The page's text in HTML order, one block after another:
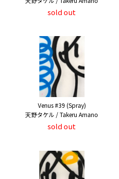
sold out
Venus #39 (Spray)
天野タケル / Takeru Amano
sold out